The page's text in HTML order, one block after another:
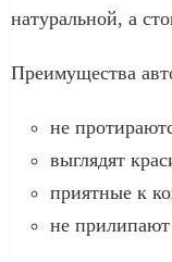
натуральной, а
Преимущества
не
выглядят
приятные к
не прилипают